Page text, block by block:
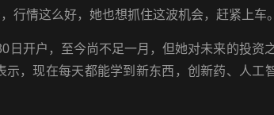
行情这么好，她也想抓住这波机会，赶紧上车。
日开户，至今尚不足一月，但她对未来的投资
示，现在每天都能学到新东西，创新药、人